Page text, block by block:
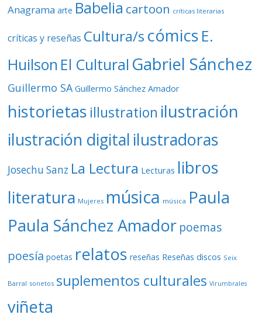
Anagrama arte Babelia cartoon críticas literarias
críticas y reseñas Cultura/s cómics E.
Huilson El Cultural Gabriel Sánchez
Guillermo SA Guillermo Sánchez Amador
historietas illustration ilustración
ilustración digital ilustradoras
Josechu Sanz La Lectura Lecturas libros
literatura Mujeres música música Paula
Paula Sánchez Amador poemas
poesía poetas relatos reseñas Reseñas discos Seix
Barral sonetos suplementos culturales Virumbrales
viñeta